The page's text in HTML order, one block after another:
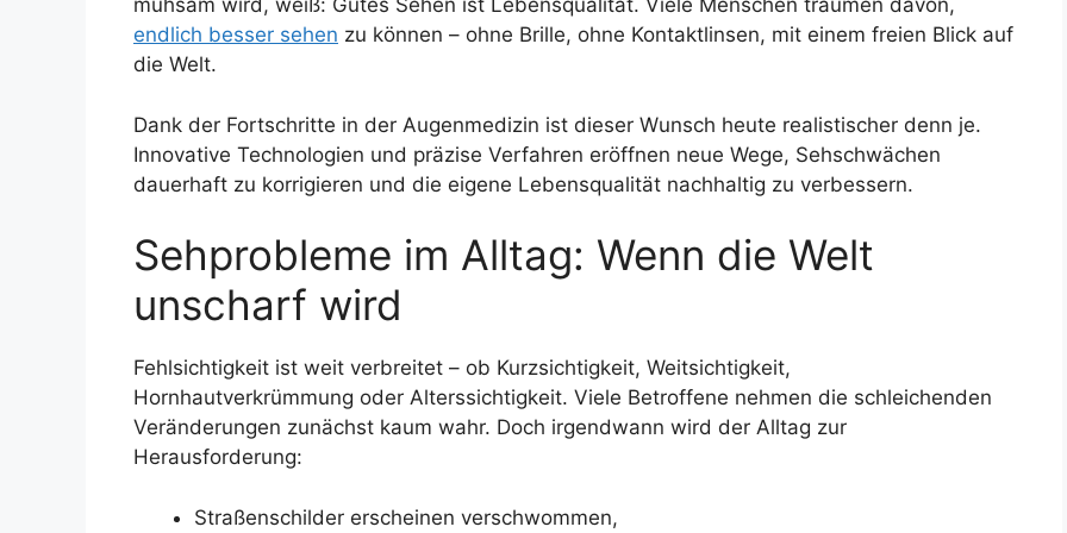
mühsam wird, weiß: Gutes Sehen ist Lebensqualität. Viele Menschen träumen davon,
endlich besser sehen zu können – ohne Brille, ohne Kontaktlinsen, mit einem freien Blick auf
die Welt.
Dank der Fortschritte in der Augenmedizin ist dieser Wunsch heute realistischer denn je.
Innovative Technologien und präzise Verfahren eröffnen neue Wege, Sehschwächen
dauerhaft zu korrigieren und die eigene Lebensqualität nachhaltig zu verbessern.
Sehprobleme im Alltag: Wenn die Welt
unscharf wird
Fehlsichtigkeit ist weit verbreitet – ob Kurzsichtigkeit, Weitsichtigkeit,
Hornhautverkrümmung oder Alterssichtigkeit. Viele Betroffene nehmen die schleichenden
Veränderungen zunächst kaum wahr. Doch irgendwann wird der Alltag zur
Herausforderung:
Straßenschilder erscheinen verschwommen,